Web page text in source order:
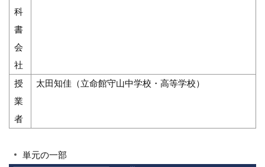
科
書
会
社
授
業
者
太田知佳（立命館守山中学校・高等学校）
単元の一部